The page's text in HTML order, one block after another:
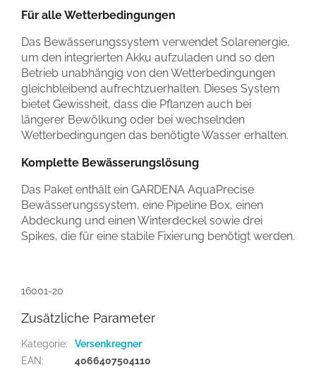
Für alle Wetterbedingungen
Das Bewässerungssystem verwendet Solarenergie,
um den integrierten Akku aufzuladen und so den
Betrieb unabhängig von den Wetterbedingungen
gleichbleibend aufrechtzuerhalten. Dieses System
bietet Gewissheit, dass die Pflanzen auch bei
längerer Bewölkung oder bei wechselnden
Wetterbedingungen das benötigte Wasser erhalten.
Komplette Bewässerungslösung
Das Paket enthält ein GARDENA AquaPrecise
Bewässerungssystem, eine Pipeline Box, einen
Abdeckung und einen Winterdeckel sowie drei
Spikes, die für eine stabile Fixierung benötigt werden.
16001-20
Zusätzliche Parameter
Kategorie:
Versenkregner
EAN: 4066407504110